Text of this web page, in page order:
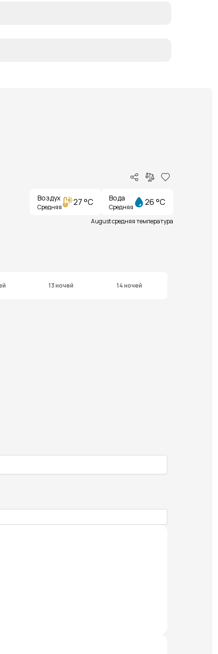
Воздух
Средняя 27 °C Вода
Средняя 26 °C
August средняя температура
13 ночей 14 ночей